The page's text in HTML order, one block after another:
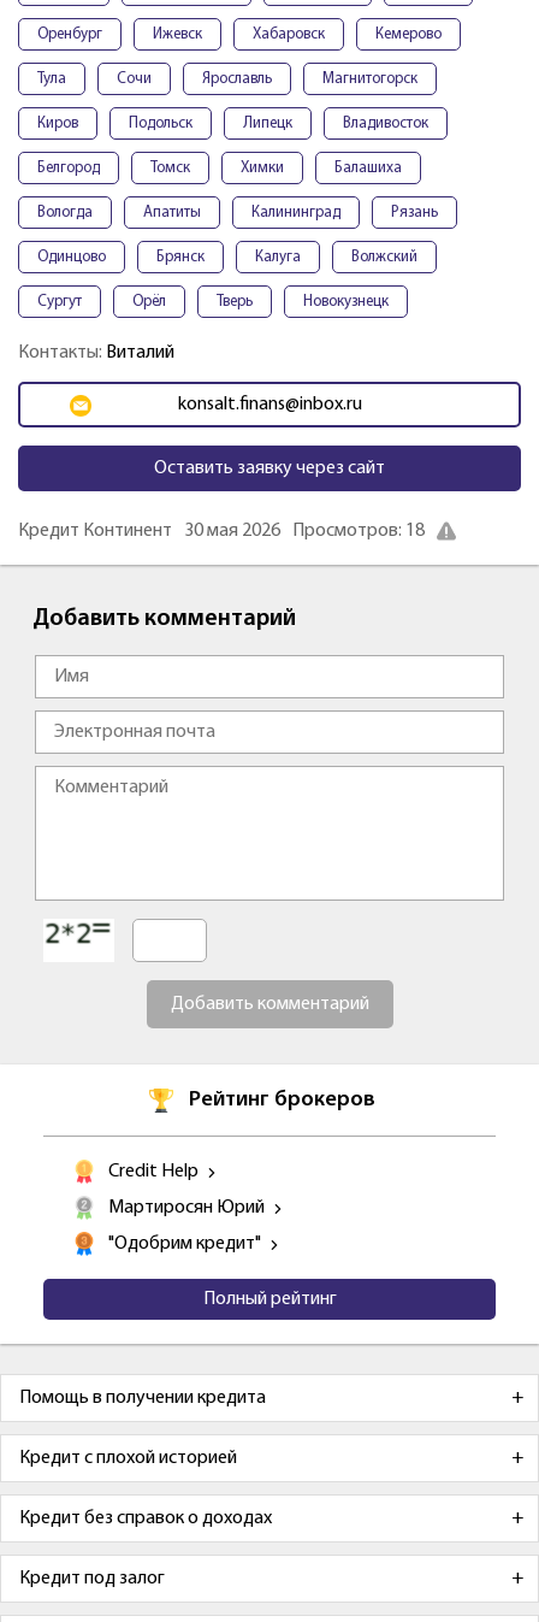
Оренбург Ижевск Хабаровск Кемерово
Тула Сочи Ярославль Магнитогорск
Киров Подольск Липецк Владивосток
Белгород Томск Химки Балашиха
Вологда Апатиты Калининград Рязань
Одинцово Брянск Калуга Волжский
Сургут Орёл Тверь Новокузнецк
Контакты: Виталий
konsalt.finans@inbox.ru
Оставить заявку через сайт
Кредит Континент 30 мая 2026 Просмотров: 18
Добавить комментарий
Добавить комментарий
Рейтинг брокеров
Credit Help
Мартиросян Юрий
"Одобрим кредит"
Полный рейтинг
Помощь в получении кредита
Кредит с плохой историей
Кредит без справок о доходах
Кредит под залог